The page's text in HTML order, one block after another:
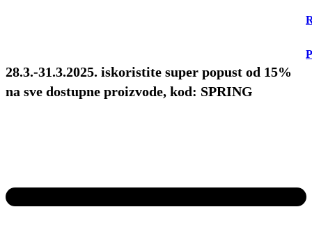
28.3.-31.3.2025. iskoristite super popust od 15%
na sve dostupne proizvode, kod: SPRING